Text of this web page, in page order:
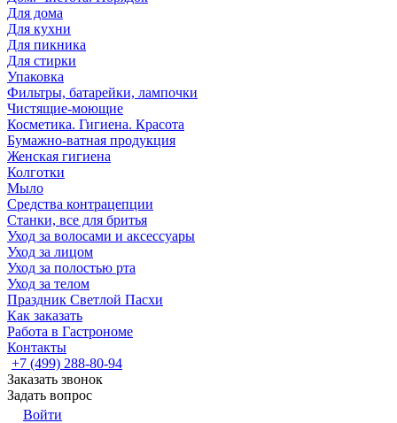
Для дома
Для кухни
Для пикника
Для стирки
Упаковка
Фильтры, батарейки, лампочки
Чистящие-моющие
Косметика. Гигиена. Красота
Бумажно-ватная продукция
Женская гигиена
Колготки
Мыло
Средства контрацепции
Станки, все для бритья
Уход за волосами и аксессуары
Уход за лицом
Уход за полостью рта
Уход за телом
Праздник Светлой Пасхи
Как заказать
Работа в Гастрономе
Контакты
+7 (499) 288-80-94
Заказать звонок
Задать вопрос
Войти